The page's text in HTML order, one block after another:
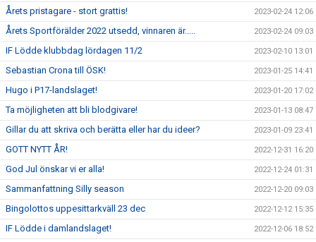
Årets pristagare - stort grattis! 2023-02-24 12:06
Årets Sportförälder 2022 utsedd, vinnaren är..... 2023-02-24 09:03
IF Lödde klubbdag lördagen 11/2 2023-02-10 13:01
Sebastian Crona till ÖSK! 2023-01-25 14:41
Hugo i P17-landslaget! 2023-01-20 17:02
Ta möjligheten att bli blodgivare! 2023-01-13 08:47
Gillar du att skriva och berätta eller har du ideer? 2023-01-09 23:41
GOTT NYTT ÅR! 2022-12-31 16:20
God Jul önskar vi er alla! 2022-12-24 01:31
Sammanfattning Silly season 2022-12-20 09:03
Bingolottos uppesittarkväll 23 dec 2022-12-12 15:35
IF Lödde i damlandslaget! 2022-12-06 18:52